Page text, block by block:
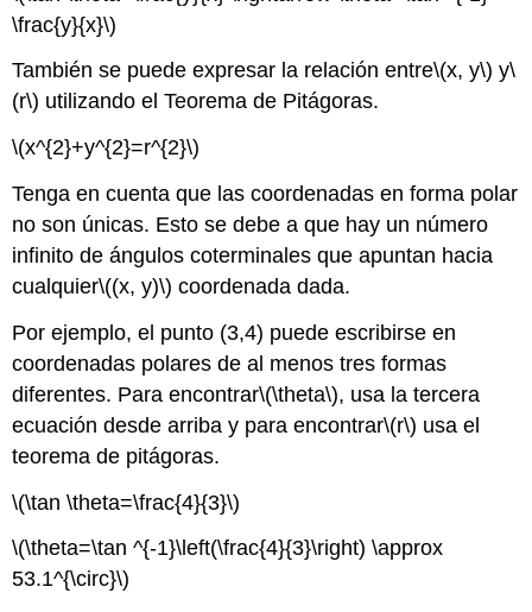
\frac{y}{x}\)
También se puede expresar la relación entre\(x, y\) y\
(r\) utilizando el Teorema de Pitágoras.
\(x^{2}+y^{2}=r^{2}\)
Tenga en cuenta que las coordenadas en forma polar
no son únicas. Esto se debe a que hay un número
infinito de ángulos coterminales que apuntan hacia
cualquier\((x, y)\) coordenada dada.
Por ejemplo, el punto (3,4) puede escribirse en
coordenadas polares de al menos tres formas
diferentes. Para encontrar\(\theta\), usa la tercera
ecuación desde arriba y para encontrar\(r\) usa el
teorema de pitágoras.
\(\tan \theta=\frac{4}{3}\)
\(\theta=\tan ^{-1}\left(\frac{4}{3}\right) \approx
53.1^{\circ}\)